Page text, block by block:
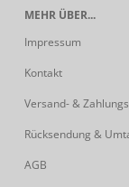
MEHR ÜBER...
Impressum
Kontakt
Versand- &
Rücksendung &
AGB